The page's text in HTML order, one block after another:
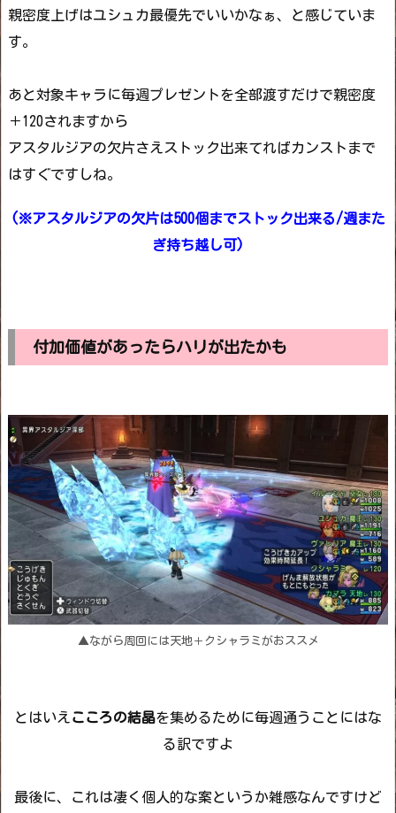
親密度上げはユシュカ最優先でいいかなぁ、と感じていま
す。
あと対象キャラに毎週プレゼントを全部渡すだけで親密度
＋120されますから
アスタルジアの欠片さえストック出来てればカンストまで
はすぐですしね。
(※アスタルジアの欠片は500個までストック出来る/週また
ぎ持ち越し可)
付加価値があったらハリが出たかも
▲ながら周回には天地＋クシャラミがおススメ
とはいえ こころの結晶を集めるために毎週通うことにはな
る訳ですよ
最後に、これは凄く個人的な案というか雑感なんですけど